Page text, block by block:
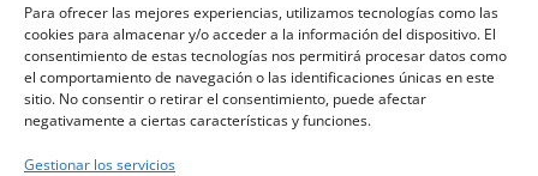
Para ofrecer las mejores experiencias, utilizamos tecnologías como las
cookies para almacenar y/o acceder a la información del dispositivo. El
consentimiento de estas tecnologías nos permitirá procesar datos como
el comportamiento de navegación o las identificaciones únicas en este
sitio. No consentir o retirar el consentimiento, puede afectar
negativamente a ciertas características y funciones.
Gestionar los servicios
Haz clic en «Estoy de acuerdo» para
activar Twitter